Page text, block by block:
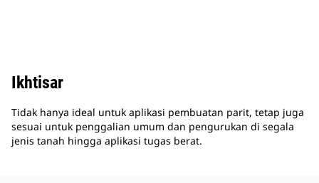
Ikhtisar
Tidak hanya ideal untuk aplikasi pembuatan parit, tetap juga
sesuai untuk penggalian umum dan pengurukan di segala
jenis tanah hingga aplikasi tugas berat.